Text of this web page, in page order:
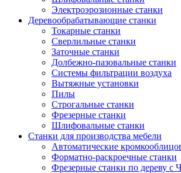
Электроэрозионные станки
Деревообрабатывающие станки
Токарные станки
Сверлильные станки
Заточные станки
Долбежно-пазовальные станки
Системы фильтрации воздуха
Вытяжные установки
Пилы
Строгальные станки
Фрезерные станки
Шлифовальные станки
Станки для производства мебели
Автоматические
Форматно-раскроечные станки
Фрезерные станки по дереву с